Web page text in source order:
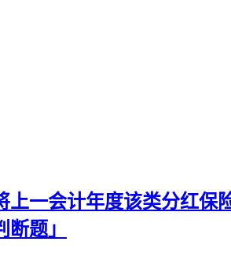
一会计年度该类分红
题」